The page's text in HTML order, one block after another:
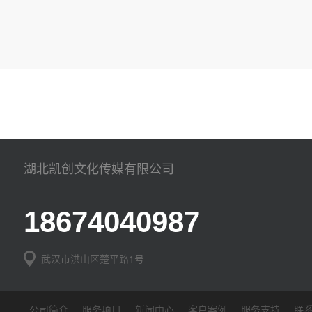
湖北凯创文化传媒有限公司
18674040987
武汉市洪山区楚平路1号
公司简介 服务项目 新闻中心 客户案例 服务支持 联